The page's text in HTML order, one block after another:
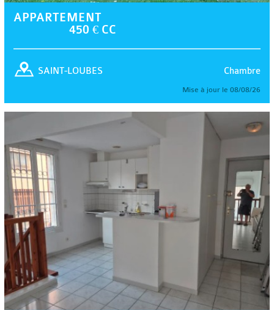
APPARTEMENT
450 € CC
Chambre
SAINT-LOUBES
Mise à jour le 08/08/26